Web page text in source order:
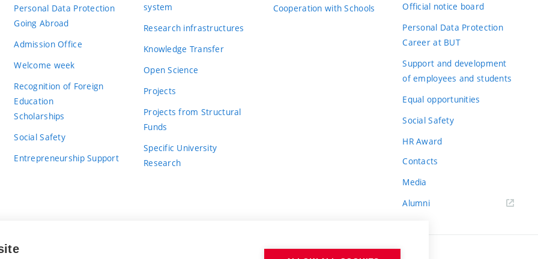
Personal Data Protection
Going Abroad
Admission Office
Welcome week
Recognition of Foreign
Education
Scholarships
Social Safety
Entrepreneurship Support
system
Research infrastructures
Knowledge Transfer
Open Science
Projects
Projects from Structural
Funds
Specific University
Research
Cooperation with Schools
Official notice board
Personal Data Protection
Career at BUT
Support and development
of employees and students
Equal opportunities
Social Safety
HR Award
Contacts
Media
Alumni